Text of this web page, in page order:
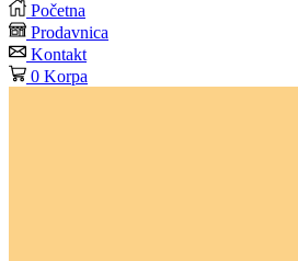
Početna
Prodavnica
Kontakt
0 Korpa